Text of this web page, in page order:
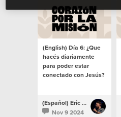
(English) Día 6: ¿Que
hacés diariamente
para poder estar
conectado con Jesús?
(Español) Eric Mole
Nov 9 2024